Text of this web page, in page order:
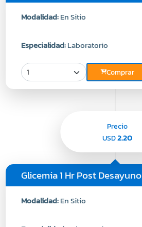
Modalidad:En Sitio
Especialidad:Laboratorio
Comprar
Glicemia 1 Hr Post Desayuno
Modalidad:En Sitio
Precio
USD2.20